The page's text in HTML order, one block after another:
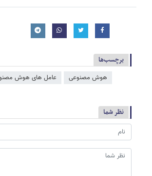
برچسب‌ها
هوش مصنوعی عامل‌ های هوش
نظر شما